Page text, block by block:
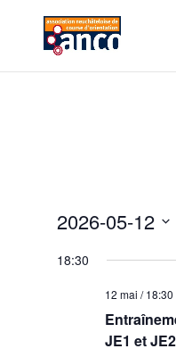
2026-05-12
date.
18:30
12 mai / 18:30
JE1 et JE2